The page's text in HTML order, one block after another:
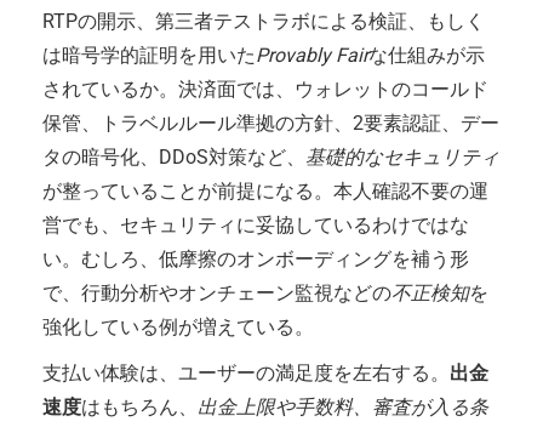
RTPの開示、第三者テストラボによる検証、もしく
は暗号学的証明を用いたProvably Fairな仕組みが示
されているか。決済面では、ウォレットのコールド
保管、トラベルルール準拠の方針、2要素認証、デー
タの暗号化、DDoS対策など、 基礎的なセキュリティ
が整っていることが前提になる。本人確認不要の運
営でも、セキュリティに妥協しているわけではな
い。むしろ、低摩擦のオンボーディングを補う形
で、行動分析やオンチェーン監視などの不正検知を
強化している例が増えている。
支払い体験は、ユーザーの満足度を左右する。 出金
速度はもちろん、 出金上限や手数料、審査が入る条